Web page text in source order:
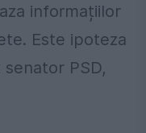
informațiilor
Este ipoteza
PSD,